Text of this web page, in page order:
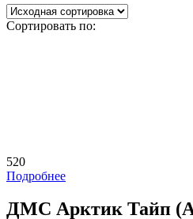
Сортировать по:
520
Подробнее
ДМС Арктик Тайп